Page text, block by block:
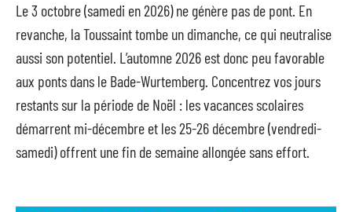
Le 3 octobre (samedi en 2026) ne génère pas de pont. En
revanche, la Toussaint tombe un dimanche, ce qui neutralise
aussi son potentiel. L’automne 2026 est donc peu favorable
aux ponts dans le Bade-Wurtemberg. Concentrez vos jours
restants sur la période de Noël : les vacances scolaires
démarrent mi-décembre et les 25-26 décembre (vendredi-
samedi) offrent une fin de semaine allongée sans effort.